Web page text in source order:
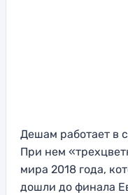
Дешам работает в
При нем
мира 2018 года,
дошли до финала